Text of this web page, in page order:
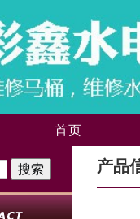
首页
产品